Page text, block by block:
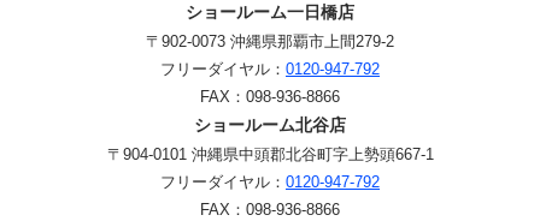
ショールーム一日橋店
〒902-0073 沖縄県那覇市上間279-2
フリーダイヤル： 0120-947-792
FAX： 098-936-8866
ショールーム北谷店
〒904-0101 沖縄県中頭郡北谷町字上勢頭667-1
フリーダイヤル： 0120-947-792
FAX： 098-936-8866